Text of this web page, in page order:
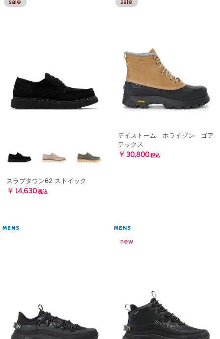
スラブタウン62 ストイック
￥14,630 税込
デイストーム ホライゾン ゴア
テックス
￥30,800 税込
MENS MENS